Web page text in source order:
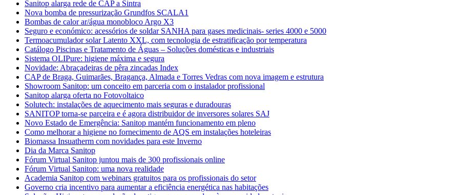
Sanitop alarga rede de CAP a Sintra
Nova bomba de pressurização Grundfos SCALA1
Bombas de calor ar/água monobloco Argo X3
Seguro e económico: acessórios de soldar SANHA para gases medicinais- series 4000 e 5000
Termoacumulador solar Latento XXL, com tecnologia de estratificação por temperatura
Catálogo Piscinas e Tratamento de Águas – Soluções domésticas e industriais
Sistema OLIPure: higiene máxima e segura
Novidade: Abraçadeiras de pêra zincadas Index
CAP de Braga, Guimarães, Bragança, Almada e Torres Vedras com nova imagem e estrutura
Showroom Sanitop: um conceito em parceria com o instalador profissional
Sanitop alarga oferta no Fotovoltaico
Solutech: instalações de aquecimento mais seguras e duradouras
SANITOP torna-se parceira e é agora distribuidor de inversores solares SAJ
Novo Estado de Emergência: Sanitop mantém funcionamento em pleno
Como melhorar a higiene no fornecimento de AQS em instalações hoteleiras
Biomassa Insuatherm com novidades para este Inverno
Dia da Marca Sanitop
Fórum Virtual Sanitop juntou mais de 300 profissionais online
Fórum Virtual Sanitop: uma nova realidade
Academia Sanitop com webinars gratuitos para os profissionais do setor
Governo cria incentivo para aumentar a eficiência energética nas habitações